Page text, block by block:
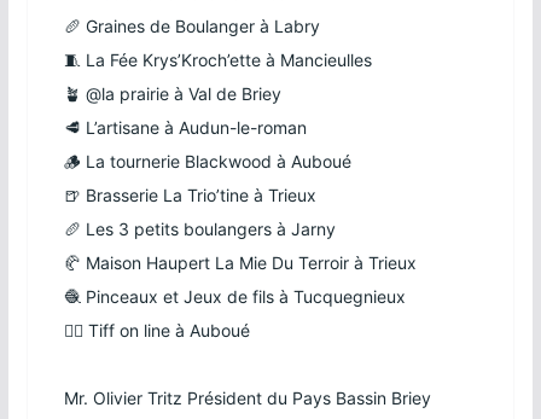
🥖 Graines de Boulangerà Labry
🧵 La Fée Krys’Kroch’etteà Mancieulles
🪴 @la prairie à Val de Briey
🥩 L’artisaneà Audun-le-roman
🪵 La tournerie Blackwood à Auboué
🍺 Brasserie La Trio’tineà Trieux
🥖 Les 3 petits boulangersà Jarny
🥐 Maison Haupert La Mie Du Terroirà Trieux
🧶 Pinceaux et Jeux de filsà Tucquegnieux
💇‍♀️ Tiff on lineà Auboué
Mr. Olivier Tritz Président du Pays Bassin Briey